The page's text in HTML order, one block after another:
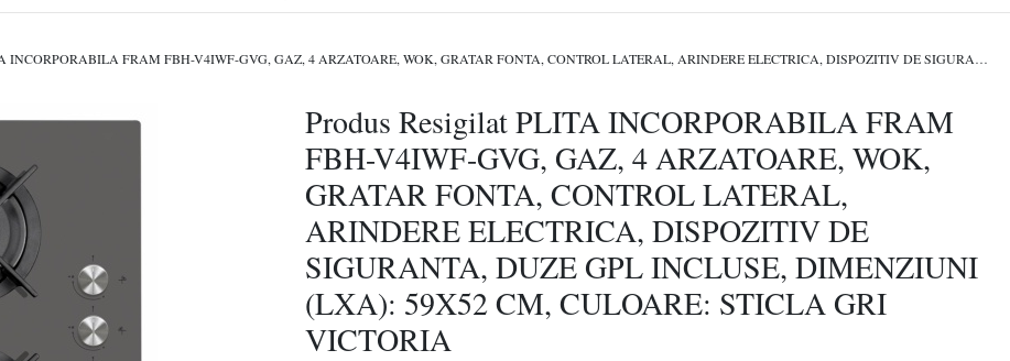
Produs Resigilat PLITA INCORPORABILA FRAM FBH-V4IWF-GVG, GAZ, 4 ARZATOARE, WOK, GRATAR FONTA, CONTROL LATERAL, ARINDERE ELECTRICA, DISPOZITIV DE SIGURANTA, DUZE GPL INCLUSE, DIMENZIUNI (LXA): 59X52 CM, CULOARE: STICLA GRI VICTORIA
Produs Resigilat PLITA INCORPORABILA FRAM
FBH-V4IWF-GVG, GAZ, 4 ARZATOARE, WOK,
GRATAR FONTA, CONTROL LATERAL,
ARINDERE ELECTRICA, DISPOZITIV DE
SIGURANTA, DUZE GPL INCLUSE, DIMENZIUNI
(LXA): 59X52 CM, CULOARE: STICLA GRI
VICTORIA